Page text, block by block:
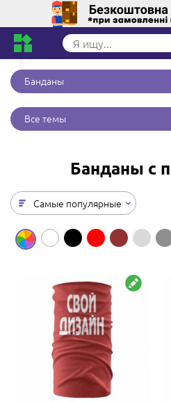
Банданы
Все темы
Банданы с
Самые популярные